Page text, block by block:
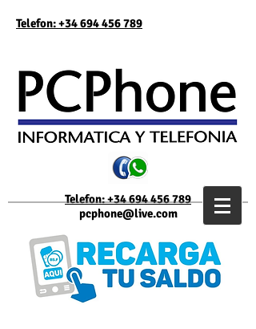
Telefon: +34 694 456 789
Telefon: +34 694 456 789
pcphone@live.com